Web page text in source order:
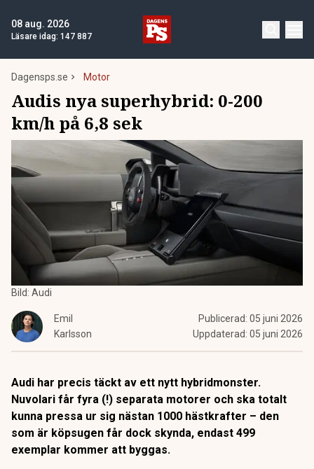
08 aug. 2026
Läsare idag: 147 887
Dagensps.se Motor
Audis nya superhybrid: 0-200
km/h på 6,8 sek
Bild: Audi
Emil
Karlsson
Publicerad: 05 juni 2026
Uppdaterad: 05 juni 2026
Audi har precis täckt av ett nytt hybridmonster.
Nuvolari får fyra (!) separata motorer och ska totalt
kunna pressa ur sig nästan 1000 hästkrafter – den
som är köpsugen får dock skynda, endast 499
exemplar kommer att byggas.